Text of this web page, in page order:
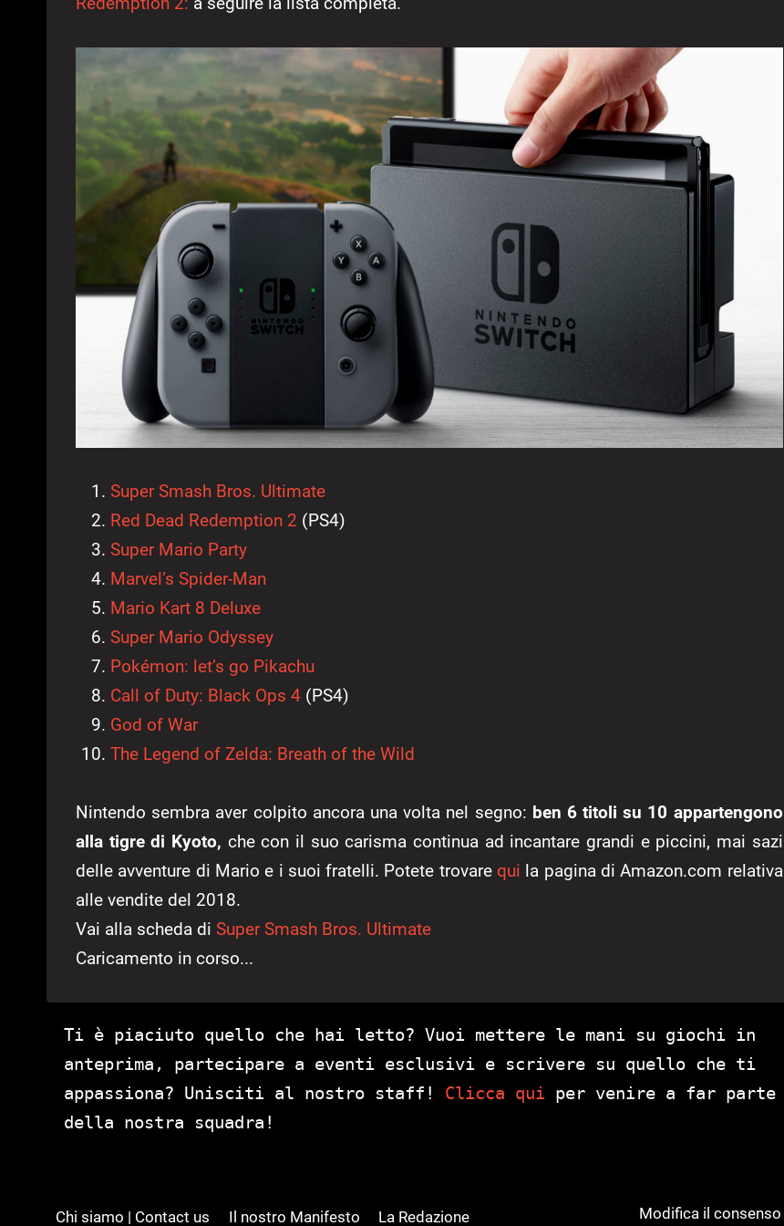
Super Smash Bros. Ultimate
Red Dead Redemption 2 (PS4)
Super Mario Party
Marvel’s Spider-Man
Mario Kart 8 Deluxe
Super Mario Odyssey
Pokémon: let’s go Pikachu
Call of Duty: Black Ops 4 (PS4)
God of War
The Legend of Zelda: Breath of the Wild
Nintendo sembra aver colpito ancora una volta nel segno: ben 6 titoli su 10 appartengono
alla tigre di Kyoto, che con il suo carisma continua ad incantare grandi e piccini, mai sazi
delle avventure di Mario e i suoi fratelli. Potete trovare qui la pagina di Amazon.com relativa
alle vendite del 2018.
Vai alla scheda di Super Smash Bros. Ultimate
Caricamento in corso...
Ti è piaciuto quello che hai letto? Vuoi mettere le mani su giochi in
anteprima, partecipare a eventi esclusivi e scrivere su quello che ti
appassiona? Unisciti al nostro staff! Clicca qui per venire a far parte
della nostra squadra!
Chi siamo | Contact us Il nostro Manifesto La Redazione Modifica il consenso